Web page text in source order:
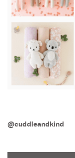
@cuddleandkind